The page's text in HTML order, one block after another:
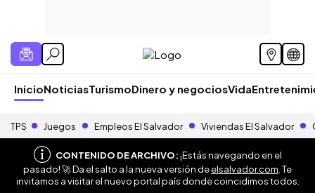
InicioNoticiasTurismoDinero y negociosVida
TPS Juegos Empleos El Salvador Viviendas El Salvador
CONTENIDO DE ARCHIVO:¡Estás navegando en el
pasado! 🚀 Da el salto a la nueva versión deelsalvador.com . Te
invitamos a visitar el nuevo portal país donde coincidimos todos.